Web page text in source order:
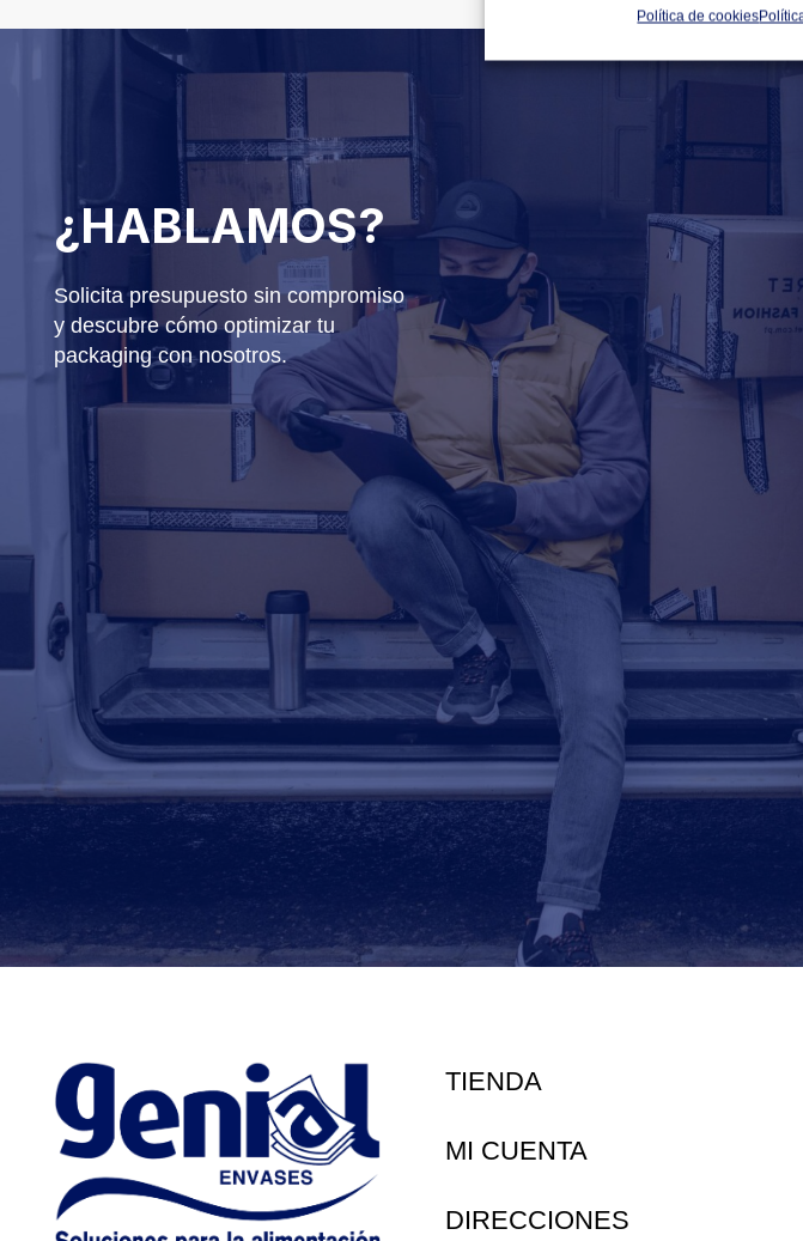
Política de cookies
¿HABLAMOS?
Solicita presupuesto sin compromiso
y descubre cómo optimizar tu
packaging con nosotros.
TIENDA
MI CUENTA
DIRECCIONES